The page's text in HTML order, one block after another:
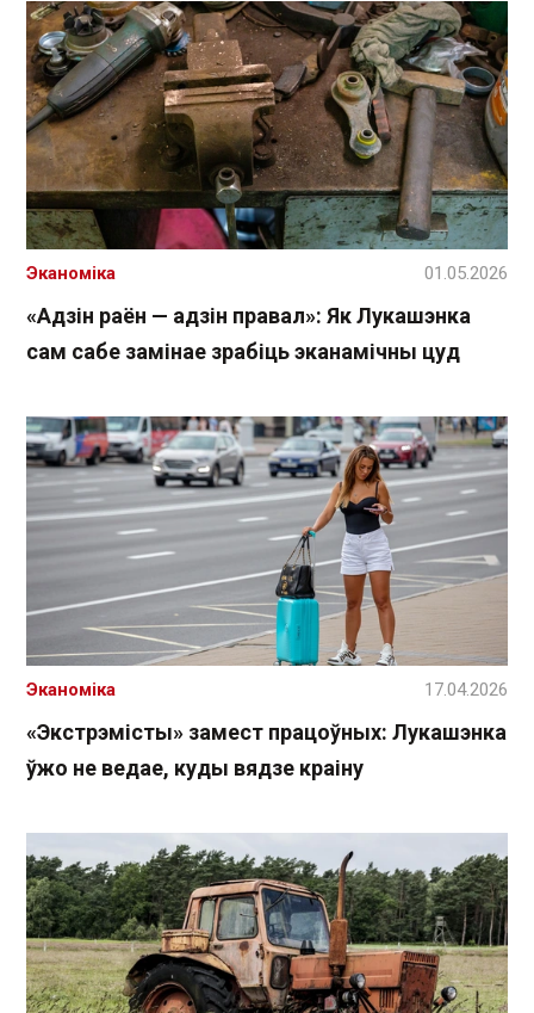
«Адзін раён — адзін правал»: Як Лукашэнка
сам сабе замінае зрабіць эканамічны цуд
Эканоміка 01.05.2026
«Экстрэмісты» замест працоўных: Лукашэнка
ўжо не ведае, куды вядзе краіну
Эканоміка 17.04.2026